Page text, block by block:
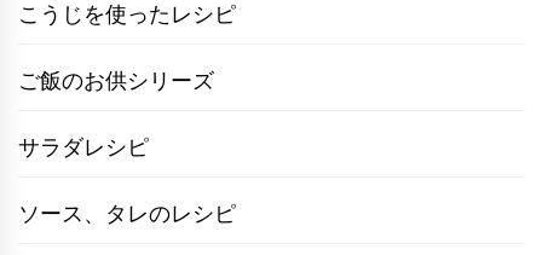
こうじを使ったレシピ
ご飯のお供シリーズ
サラダレシピ
ソース、タレのレシピ